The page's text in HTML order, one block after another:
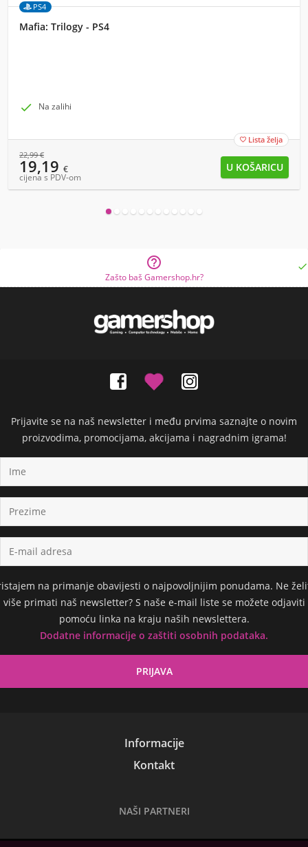
PS4
Mafia: Trilogy - PS4
 Na zalihi
 Lista želja
22,99€
19,19 €
cijena s PDV-om

Zašto baš Gamershop.hr?

Prijavite se na naš newsletter i među prvima saznajte o novim
proizvodima, promocijama, akcijama i nagradnim igrama!
na primanje obavijesti o najpovoljnijim ponudama. Ne
više primati naš newsletter? S naše e-mail liste se možete odjaviti
pomoću linka na kraju naših newslettera.
Dodatne informacije o zaštiti osobnih podataka.
Informacije
Kontakt
NAŠI PARTNERI